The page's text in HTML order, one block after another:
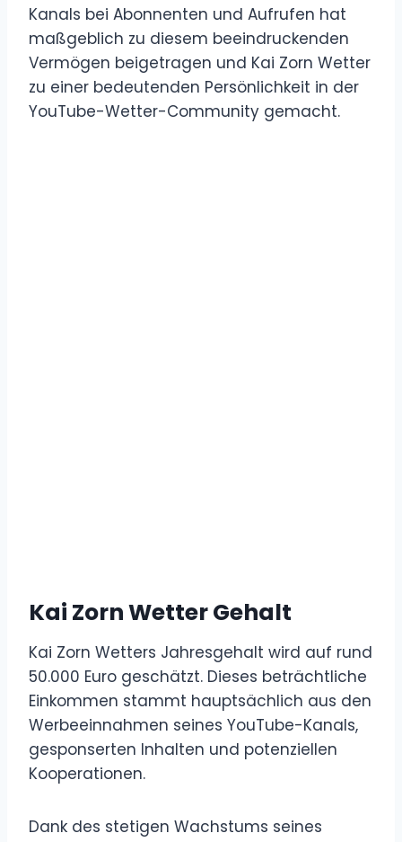
Kanals bei Abonnenten und Aufrufen hat
maßgeblich zu diesem beeindruckenden
Vermögen beigetragen und Kai Zorn Wetter
zu einer bedeutenden Persönlichkeit in der
YouTube-Wetter-Community gemacht.
Kai Zorn Wetter Gehalt
Kai Zorn Wetters Jahresgehalt wird auf rund
50.000 Euro geschätzt. Dieses beträchtliche
Einkommen stammt hauptsächlich aus den
Werbeeinnahmen seines YouTube-Kanals,
gesponserten Inhalten und potenziellen
Kooperationen.
Dank des stetigen Wachstums seines